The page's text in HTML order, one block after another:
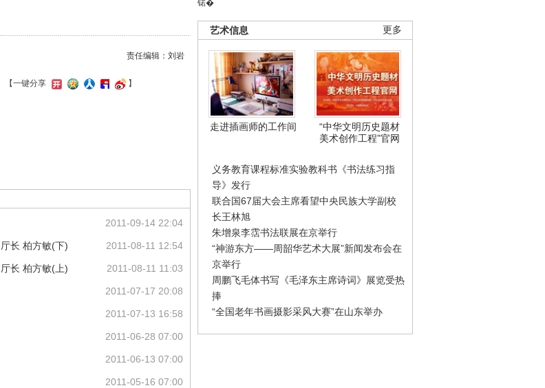
锘�
更多
艺术信息
走进插画师的工作间
“中华文明历史题材
美术创作工程”官网
义务教育课程标准实验教科书《书法练习指
导》发行
联合国67届大会主席看望中央民族大学副校
长王林旭
朱增泉李霑书法联展在京举行
“神游东方——周韶华艺术大展”新闻发布会在
京举行
周鹏飞毛体书写《毛泽东主席诗词》展览受热
捧
“全国老年书画摄影采风大赛”在山东举办
责任编辑：刘岩
【一键分享 】
2011-09-14 22:04
2011-08-11 12:54
长 柏方敏(下)
2011-08-11 11:03
长 柏方敏(上)
2011-07-17 20:08
2011-07-13 16:58
2011-06-28 07:00
2011-06-13 07:00
2011-05-16 07:00